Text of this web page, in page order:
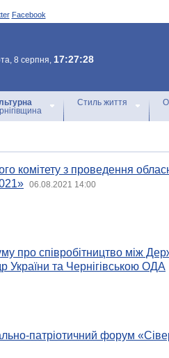
Facebook
8 серпня, 17:27:28
Стиль життя
комітету з проведення
06.08.2021 14:00
про співробітництво між
України та Чернігівською ОДА
патріотичний форум